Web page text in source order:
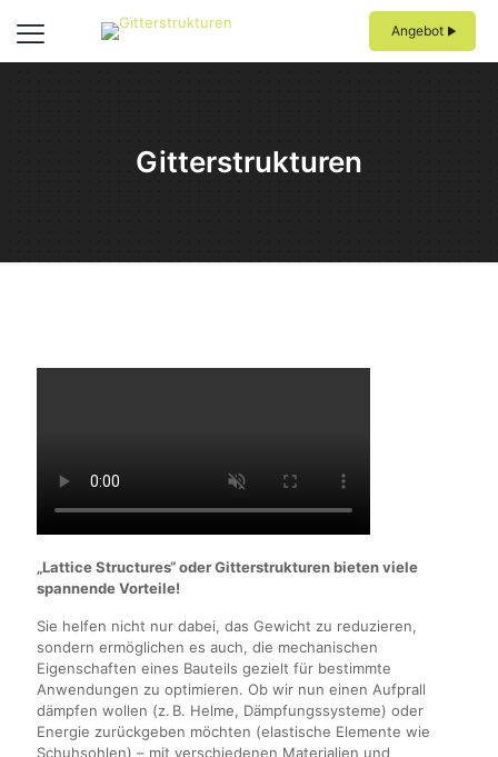
Angebot
Gitterstrukturen
„Lattice Structures“ oder Gitterstrukturen bieten viele
spannende Vorteile!
Sie helfen nicht nur dabei, das Gewicht zu reduzieren,
sondern ermöglichen es auch, die mechanischen
Eigenschaften eines Bauteils gezielt für bestimmte
Anwendungen zu optimieren. Ob wir nun einen Aufprall
dämpfen wollen (z. B. Helme, Dämpfungssysteme) oder
Energie zurückgeben möchten (elastische Elemente wie
Schuhsohlen) – mit verschiedenen Materialien und